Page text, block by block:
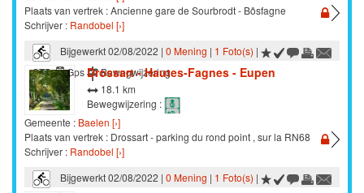
Plaats van vertrek : Ancienne gare de Sourbrodt - Bôsfagne
Schrijver : Randobel [›]
Bijgewerkt 02/08/2022 | 0 Mening | 1 Foto(s) |
STB
Gps Bewegwijzering
Drossart - Hautes-Fagnes - Eupen
18.1 km
Bewegwijzering :
Gemeente : Baelen [›]
Plaats van vertrek : Drossart - parking du rond point , sur la RN68
Schrijver : Randobel [›]
Bijgewerkt 02/08/2022 | 0 Mening | 1 Foto(s) |